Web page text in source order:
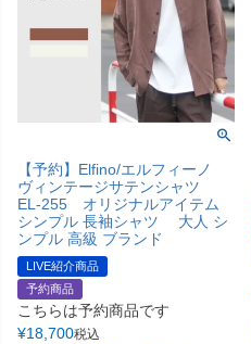
【予約】Elfino/エルフィーノ
ヴィンテージサテンシャツ
EL-255 オリジナルアイテム
シンプル 長袖シャツ 大人 シ
ンプル 高級 ブランド
LIVE紹介商品
予約商品
こちらは予約商品です
¥18,700税込